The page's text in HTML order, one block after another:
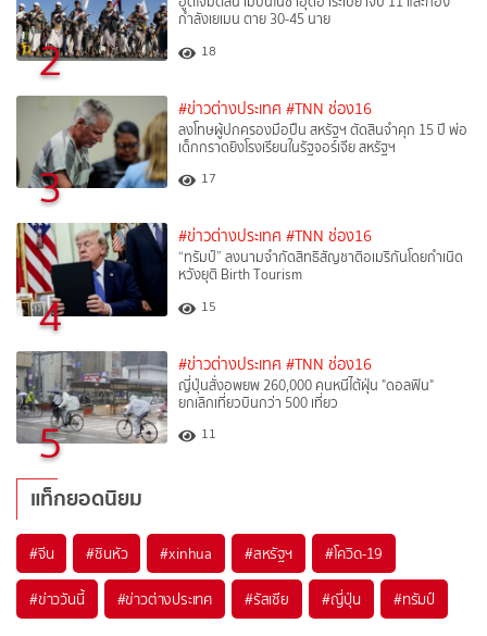
2
กำลังเยเมน ตาย 30-45 นาย
18
3
#ข่าวต่างประเทศ #TNN ช่อง16
ลงโทษผู้ปกครองมือปืน สหรัฐฯ ตัดสินจำคุก 15 ปี พ่อ
เด็กกราดยิงโรงเรียนในรัฐจอร์เจีย สหรัฐฯ
17
4
#ข่าวต่างประเทศ #TNN ช่อง16
“ทรัมป์” ลงนามจำกัดสิทธิสัญชาติอเมริกันโดยกำเนิด
หวังยุติ Birth Tourism
15
5
#ข่าวต่างประเทศ #TNN ช่อง16
ญี่ปุ่นสั่งอพยพ 260,000 คนหนีไต้ฝุ่น "ดอลฟิน"
ยกเลิกเที่ยวบินกว่า 500 เที่ยว
11
แท็กยอดนิยม
#จีน #ซินหัว #xinhua #สหรัฐฯ #โควิด-19
#ข่าววันนี้ #ข่าวต่างประเทศ #รัสเซีย #ญี่ปุ่น #ทรัมป์